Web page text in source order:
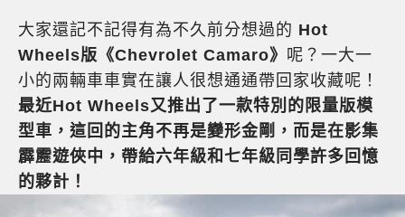
大家還記不記得有為不久前分想過的 Hot
Wheels版《Chevrolet Camaro》 呢？一大一
小的兩輛車車實在讓人很想通通帶回家收藏呢！
最近Hot Wheels又推出了一款特別的限量版模
型車，這回的主角不再是變形金剛，而是在影集
霹靂遊俠中，帶給六年級和七年級同學許多回憶
的夥計！